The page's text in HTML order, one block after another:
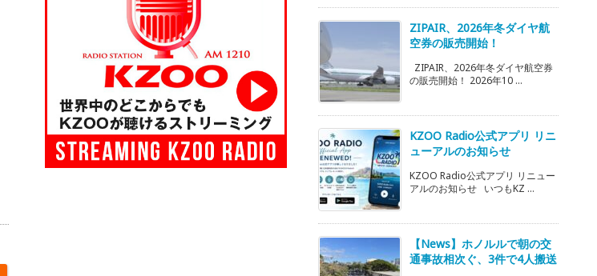
ZIPAIR、2026年冬ダイヤ航
空券の販売開始！
ZIPAIR、2026年冬ダイヤ航空券
の販売開始！ 2026年10 ...
KZOO Radio公式アプリ リニ
ューアルのお知らせ
KZOO Radio公式アプリ リニュー
アルのお知らせ いつもKZ ...
【News】ホノルルで朝の交
通事故相次ぐ、3件で4人搬送